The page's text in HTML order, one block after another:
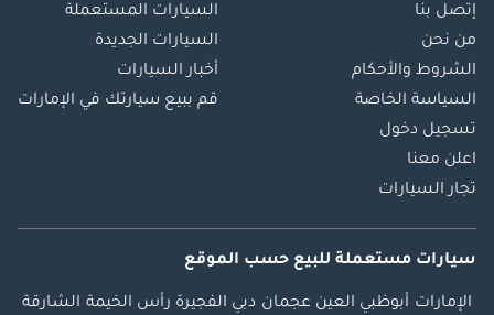
إتصل بنا
من نحن
الشروط والأحكام
السياسة الخاصة
تسجيل دخول
اعلن معنا
تجار السيارات
السيارات المستعملة
السيارات الجديدة
أخبار السيارات
قم ببيع سيارتك في الإمارات
سيارات مستعملة للبيع حسب الموقع
الإمارات أبوظبي العين عجمان دبي الفجيرة رأس الخيمة الشارقة